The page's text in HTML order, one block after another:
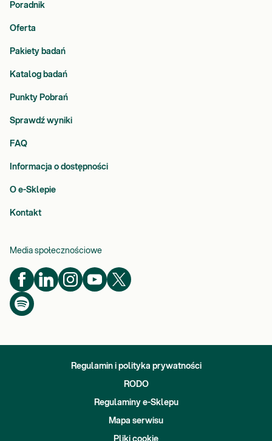
Poradnik
Oferta
Pakiety badań
Katalog badań
Punkty Pobrań
Sprawdź wyniki
FAQ
Informacja o dostępności
O e-Sklepie
Kontakt
Media społecznościowe
Regulamin i polityka prywatności
RODO
Regulaminy e-Sklepu
Mapa serwisu
Pliki cookie